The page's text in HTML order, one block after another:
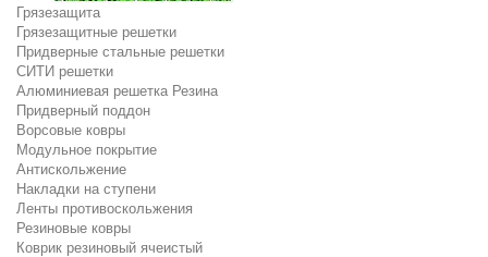
Грязезащита
Грязезащитные решетки
Придверные стальные решетки
СИТИ решетки
Алюминиевая решетка Резина
Придверный поддон
Ворсовые ковры
Модульное покрытие
Антискольжение
Накладки на ступени
Ленты противоскольжения
Резиновые ковры
Коврик резиновый ячеистый